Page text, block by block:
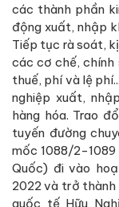
các thành phần
động xuất, nhập
Tiếp tục rà soát,
các cơ chế,
thuế, phí và lệ
nghiệp xuất,
hàng hóa. Trao
tuyến đường
mốc 1088/2-1089
Quốc) đi vào
2022 và trở
quốc tế Hữu